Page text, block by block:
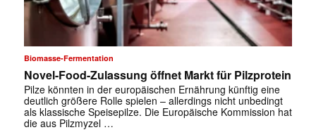
Biomasse-Fermentation
Novel-Food-Zulassung öffnet Markt für Pilzprotein
Pilze könnten in der europäischen Ernährung künftig eine
deutlich größere Rolle spielen – allerdings nicht unbedingt
als klassische Speisepilze. Die Europäische Kommission hat
die aus Pilzmyzel …